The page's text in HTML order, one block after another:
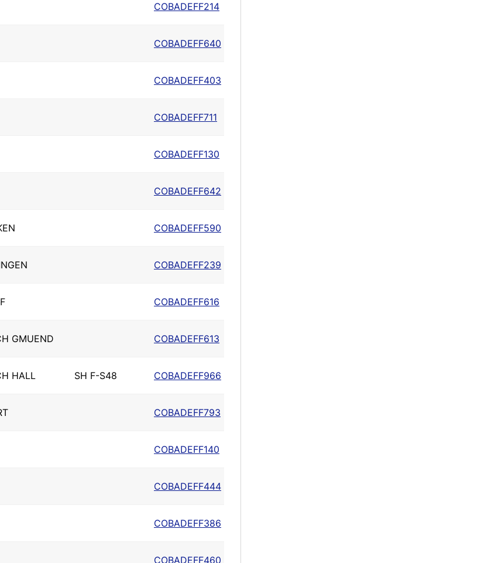
COBADEFF214
COBADEFF640
COBADEFF403
COBADEFF711
COBADEFF130
COBADEFF642
COBADEFF590
COBADEFF239
COBADEFF616
GMUEND COBADEFF613
HALL SH F-S48 COBADEFF966
COBADEFF793
COBADEFF140
COBADEFF444
COBADEFF386
COBADEFF460